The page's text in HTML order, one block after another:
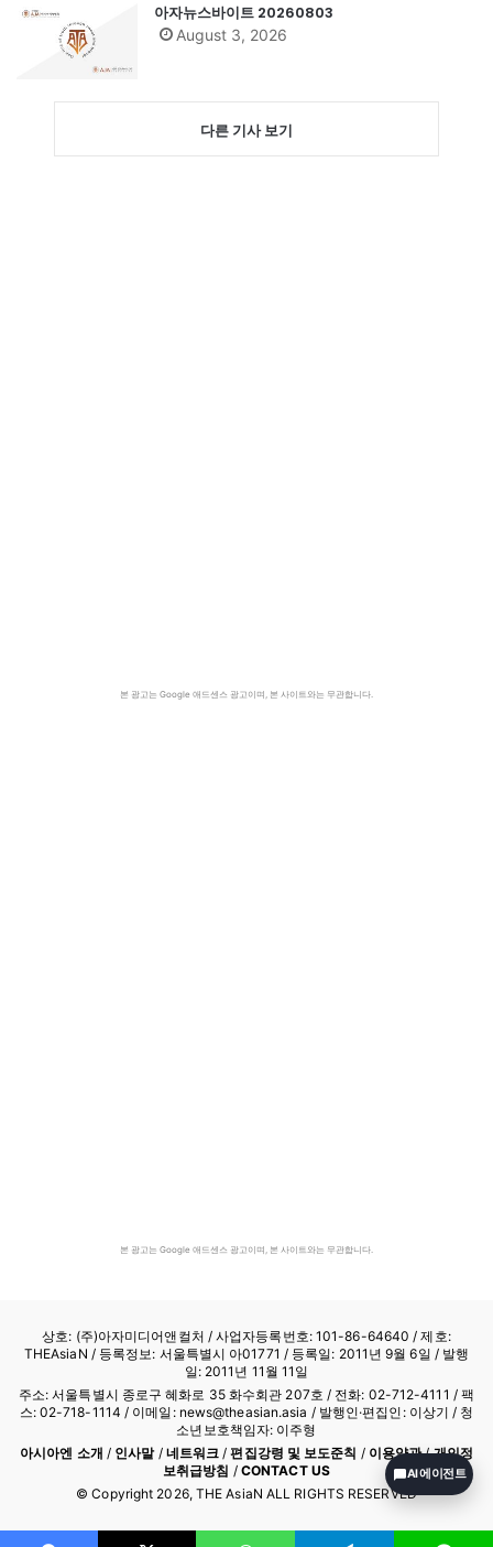
아자뉴스바이트 20260803
August 3, 2026
다른 기사 보기
본 광고는 Google 애드센스 광고이며, 본 사이트와는 무관합니다.
본 광고는 Google 애드센스 광고이며, 본 사이트와는 무관합니다.
상호: (주)아자미디어앤컬처 /사업자등록번호: 101-86-64640 / 제호:
THEAsiaN / 등록정보: 서울특별시 아01771 / 등록일: 2011년 9월 6일 / 발행
일: 2011년 11월 11일
주소: 서울특별시 종로구 혜화로 35 화수회관 207호 / 전화: 02-712-4111 / 팩
스: 02-718-1114 / 이메일: news@theasian.asia / 발행인·편집인: 이상기 / 청
소년보호책임자: 이주형
아시아엔 소개 / 인사말/ 네트워크 /편집강령 및 보도준칙 / 이용약관/개인정
보취급방침 / CONTACT US
© Copyright 2026, THE AsiaN ALL RIGHTS RESERVED
AI 에이전트